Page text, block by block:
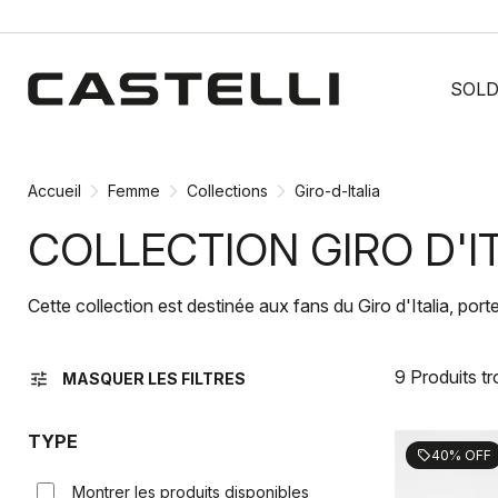
contenu
Accueil Femme Collections Giro-d-Italia
COLLECTION GIRO
Cette collection est destinée aux fans du Giro d'Italia,
tune MASQUER LES FILTRES 9 Produits
TYPE
Montrer les produits disponibles
sell40% OFF